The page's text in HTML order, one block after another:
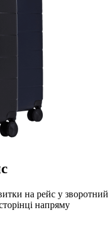
на рейс у
напряму